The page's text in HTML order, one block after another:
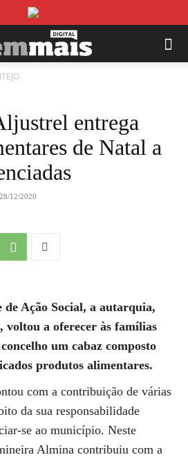
entrega
de Natal a
28/12/2020
Ação Social, a autarquia,
voltou a oferecer às famílias
um cabaz composto
produtos alimentares.
com a contribuição de várias
da sua responsabilidade
se ao município. Neste
Almina contribuiu com a